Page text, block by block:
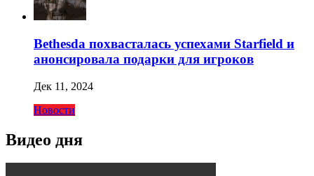
Bethesda похвасталась успехами Starfield и
анонсировала подарки для игроков
Дек 11, 2024
Новости
Видео дня